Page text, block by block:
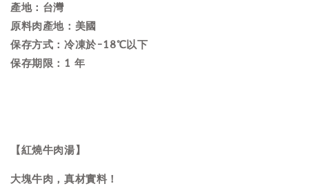
產地：台灣
原料肉產地：美國
保存方式：冷凍於-18℃以下
保存期限：1 年
【紅燒牛肉湯】
大塊牛肉，真材實料！